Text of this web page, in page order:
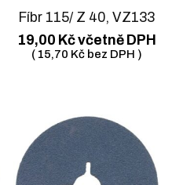
Fíbr 115/ Z 40, VZ133
19,00 Kčvčetně DPH
( 15,70 Kčbez DPH )